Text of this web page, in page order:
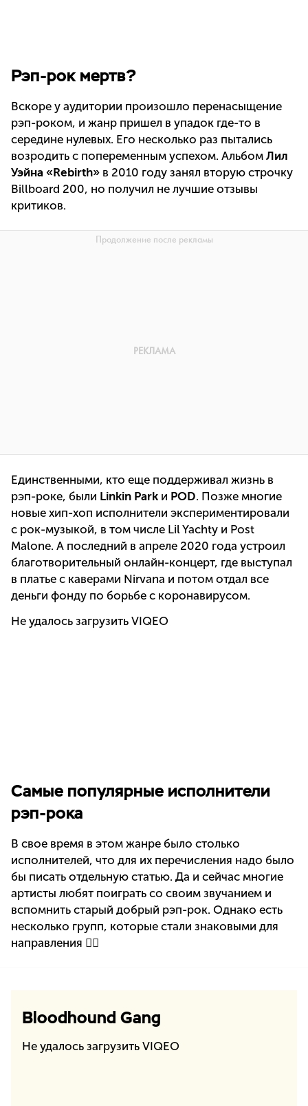
Рэп-рок мертв?
Вскоре у аудитории произошло перенасыщение
рэп-роком, и жанр пришел в упадок где-то в
середине нулевых. Его несколько раз пытались
возродить с попеременным успехом. Альбом Лил
Уэйна «Rebirth» в 2010 году занял вторую строчку
Billboard 200, но получил не лучшие отзывы
критиков.
Единственными, кто еще поддерживал жизнь в
рэп-роке, были Linkin Park и POD. Позже многие
новые хип-хоп исполнители экспериментировали
с рок-музыкой, в том числе Lil Yachty и Post
Malone. А последний в апреле 2020 года устроил
благотворительный онлайн-концерт, где выступал
в платье с каверами Nirvana и потом отдал все
деньги фонду по борьбе с коронавирусом.
Не удалось загрузить VIQEO
Самые популярные исполнители
рэп-рока
В свое время в этом жанре было столько
исполнителей, что для их перечисления надо было
бы писать отдельную статью. Да и сейчас многие
артисты любят поиграть со своим звучанием и
вспомнить старый добрый рэп-рок. Однако есть
несколько групп, которые стали знаковыми для
направления 👇🏻
Bloodhound Gang
Не удалось загрузить VIQEO